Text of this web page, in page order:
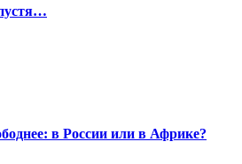
в России или в Африке?